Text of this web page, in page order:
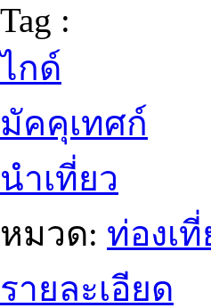
Tag :
ไกด์
มัคคุเทศก์
นำเที่ยว
หมวด: ท่องเที่
รายละเอียด